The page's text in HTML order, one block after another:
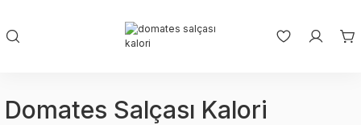
Domates Salçası Kalori